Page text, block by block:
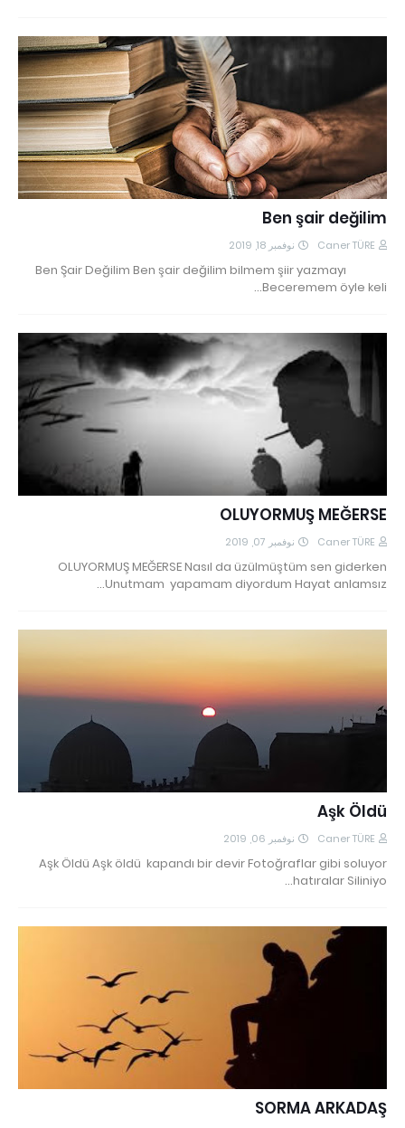
Ben şair değilim
Caner TÜRE نوفمبر 18, 2019
Ben Şair Değilim Ben şair değilim bilmem şiir yazmayı
Beceremem öyle keli…
OLUYORMUŞ MEĞERSE
Caner TÜRE نوفمبر 07, 2019
OLUYORMUŞ MEĞERSE Nasıl da üzülmüştüm sen giderken
Unutmam yapamam diyordum Hayat anlamsız…
Aşk Öldü
Caner TÜRE نوفمبر 06, 2019
Aşk Öldü Aşk öldü kapandı bir devir Fotoğraflar gibi soluyor
hatıralar Siliniyo…
SORMA ARKADAŞ